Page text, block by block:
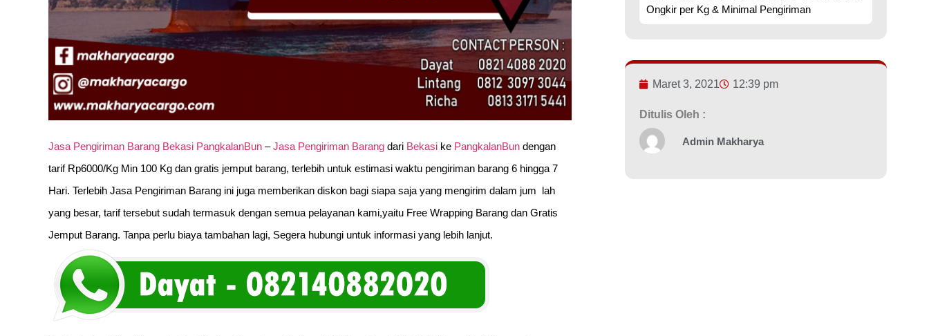
Jasa Pengiriman Barang Bekasi PangkalanBun –Jasa Pengiriman Barang dari Bekasi ke PangkalanBun dengan
tarif Rp6000/Kg Min 100 Kg dan gratis jemput barang, terlebih untuk estimasi waktu pengiriman barang 6 hingga 7
Hari. Terlebih Jasa Pengiriman Barang ini juga memberikan diskon bagi siapa saja yang mengirim dalam jum lah
yang besar, tarif tersebut sudah termasuk dengan semua pelayanan kami,yaitu Free Wrapping Barang dan Gratis
Jemput Barang. Tanpa perlu biaya tambahan lagi, Segera hubungi untuk informasi yang lebih lanjut.
Ongkir per Kg & Minimal Pengiriman
Maret 3, 2021 12:39 pm
Ditulis Oleh :
Admin Makharya